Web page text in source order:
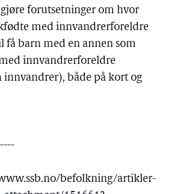
forutsetninger om hvor
med innvandrerforeldre
få barn med en annen som
innvandrerforeldre
innvandrer), både på kort og
befolkning/artikler-